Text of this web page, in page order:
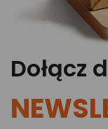
Dołącz